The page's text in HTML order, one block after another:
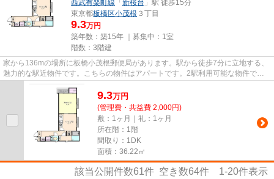
西武有楽町線 「 新桜台 」駅 徒歩15分
東京都板橋区小茂根 ３丁目
9.3万円
築年数：築15年 ｜募集中： 1室
階数：3階建
家から136mの場所に板橋小茂根郵便局があります。駅から徒歩7分に立地する、
魅力的な駅近物件です。こちらの物件はアパートです。2駅利用可能な物件で目
9.3万円
(管理費・共益費 2,000円)
敷：1ヶ月｜礼：1ヶ月
所在階：1階
間取り：1DK
面積：36.22㎡
該当公開件数61件 空き数64件 1-20件表示